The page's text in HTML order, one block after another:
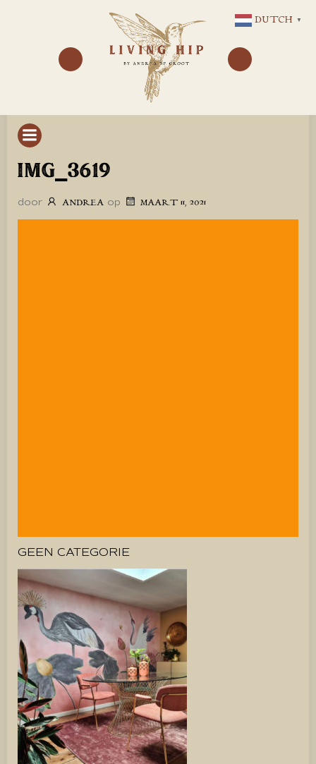
NAAR
DE
INHOUD
IMG_3619
door ANDREA op MAART 11, 2021
GEEN CATEGORIE
DUTCH ▼